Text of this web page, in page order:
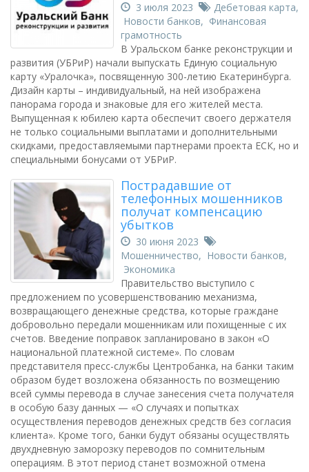
3 июля 2023 Дебетовая карта,
Новости банков, Финансовая
грамотность
В Уральском банке реконструкции и
развития (УБРиР) начали выпускать Единую социальную
карту «Уралочка», посвященную 300-летию Екатеринбурга.
Дизайн карты – индивидуальный, на ней изображена
панорама города и знаковые для его жителей места.
Выпущенная к юбилею карта обеспечит своего держателя
не только социальными выплатами и дополнительными
скидками, предоставляемыми партнерами проекта ЕСК, но и
специальными бонусами от УБРиР.
Пострадавшие от
телефонных мошенников
получат компенсацию
убытков
30 июня 2023
Мошенничество, Новости банков,
Экономика
Правительство выступило с
предложением по усовершенствованию механизма,
возвращающего денежные средства, которые граждане
добровольно передали мошенникам или похищенные с их
счетов. Введение поправок запланировано в закон «О
национальной платежной системе». По словам
представителя пресс-службы Центробанка, на банки таким
образом будет возложена обязанность по возмещению
всей суммы перевода в случае занесения счета получателя
в особую базу данных — «О случаях и попытках
осуществления переводов денежных средств без согласия
клиента». Кроме того, банки будут обязаны осуществлять
двухдневную заморозку переводов по сомнительным
операциям. В этот период станет возможной отмена